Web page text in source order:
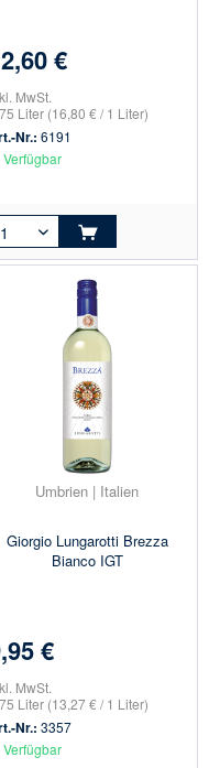
€
MwSt.
Liter (16,80 € / 1 Liter)
Nr.: 6191
Verfügbar
Umbrien | Italien
Giorgio Lungarotti Brezza
Bianco IGT
€
MwSt.
Liter (13,27 € / 1 Liter)
Nr.: 3357
Verfügbar